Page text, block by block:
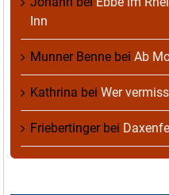
Inn
Munner Benne bei Ab
Kathrina bei Wer
Friebertingerbei